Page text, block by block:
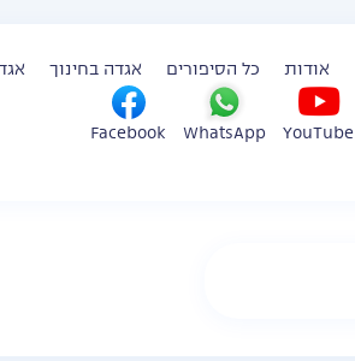
אודות כל הסיפורים אגדה בחינוך
YouTube
WhatsApp
Facebook